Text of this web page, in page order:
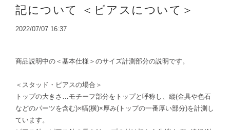
記について ＜ピアスについて＞
2022/07/07 16:37
商品説明中の＜基本仕様＞のサイズ計測部分の説明です。
＜スタッド・ピアスの場合＞
トップの大きさ…モチーフ部分をトップと呼称し、縦(金具や色石
などのパーツを含む)×幅(横)×厚み(トップの一番厚い部分)を計測し
ています。